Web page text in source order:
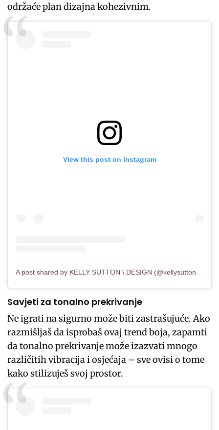
održaće plan dizajna kohezivnim.
View this post on Instagram
Savjeti za tonalno prekrivanje
Ne igrati na sigurno može biti zastrašujuće. Ako
razmišljaš da isprobaš ovaj trend boja, zapamti
da tonalno prekrivanje može izazvati mnogo
različitih vibracija i osjećaja – sve ovisi o tome
kako stilizuješ svoj prostor.